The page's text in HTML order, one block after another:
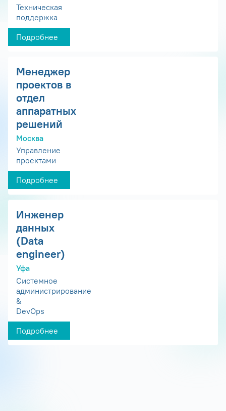
Техническая
поддержка
Подробнее
Менеджер
проектов в
отдел
аппаратных
решений
Москва
Управление
проектами
Подробнее
Инженер
данных
(Data
engineer)
Уфа
Системное
администрирование
&
DevOps
Подробнее